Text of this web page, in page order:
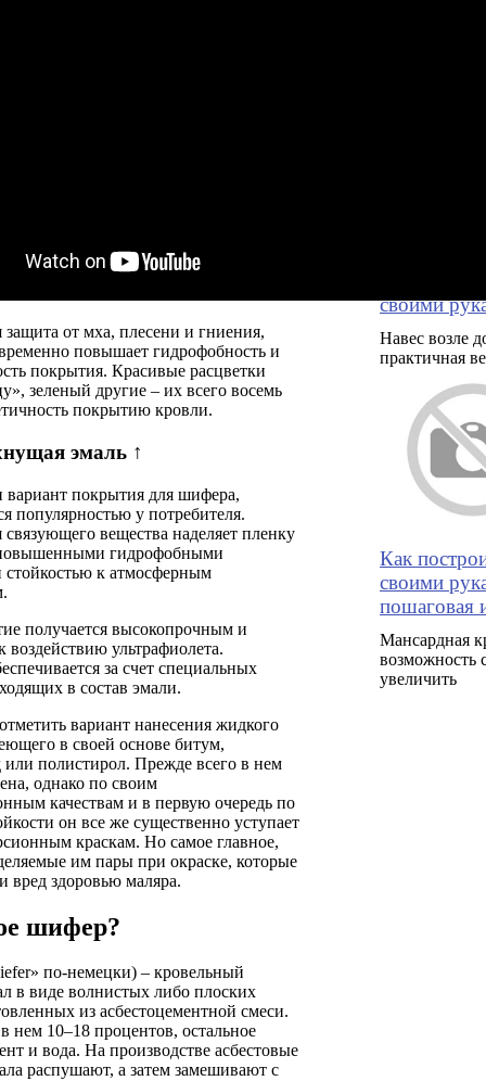
защита от мха, плесени и гниения,
повышает гидрофобность и
покрытия. Красивые расцветки
зеленый другие – их всего восемь
покрытию кровли.
эмаль ↑
покрытия для шифера,
популярностью у потребителя.
вещества наделяет пленку
гидрофобными
стойкостью к атмосферным
получается высокопрочным и
воздействию ультрафиолета.
за счет специальных
в состав эмали.
вариант нанесения жидкого
в своей основе битум,
полистирол. Прежде всего в нем
однако по своим
качествам и в первую очередь по
он все же существенно уступает
краскам. Но самое главное,
им пары при окраске, которые
вред здоровью маляра.
шифер?
по-немецки) – кровельный
в виде волнистых либо плоских
из асбестоцементной смеси.
нем 10–18 процентов, остальное
и вода. На производстве асбестовые
распушают, а затем замешивают с
своими
Навес возле
практичная
Как
своими
пошаговая
Мансардная
возможность
увеличить